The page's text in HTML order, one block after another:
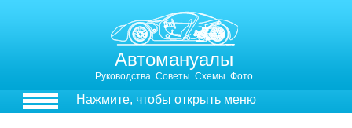
Автомануалы
Руководства. Советы. Схемы. Фото
Нажмите, чтобы открыть меню